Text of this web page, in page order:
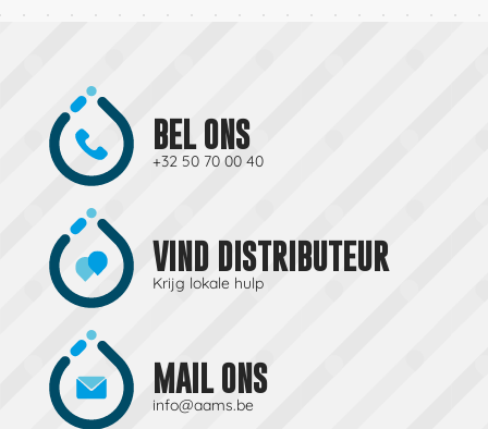
BEL ONS
+32 50 70 00 40
VIND DISTRIBUTEUR
Krijg lokale hulp
MAIL ONS
info@aams.be